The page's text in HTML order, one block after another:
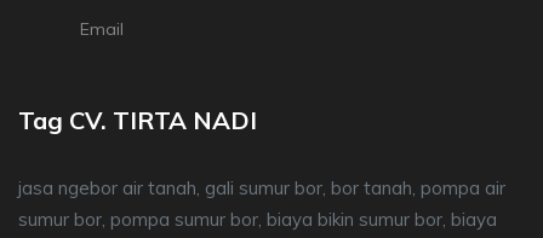
Email
Tag CV. TIRTA NADI
jasa ngebor air tanah, gali sumur bor, bor tanah, pompa air
sumur bor, pompa sumur bor, biaya bikin sumur bor, biaya